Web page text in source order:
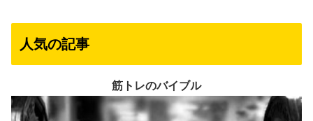
人気の記事
筋トレのバイブル